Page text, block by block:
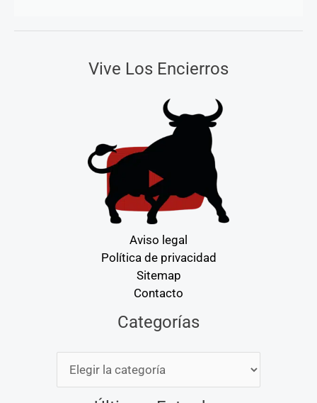
Vive Los Encierros
Aviso legal
Política de privacidad
Sitemap
Contacto
Categorías